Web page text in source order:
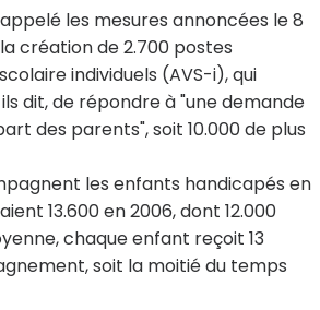
les mesures annoncées le 8
création de 2.700 postes
individuels (AVS-i), qui
dit, de répondre à "une demande
des parents", soit 10.000 de plus
les enfants handicapés en
13.600 en 2006, dont 12.000
chaque enfant reçoit 13
soit la moitié du temps